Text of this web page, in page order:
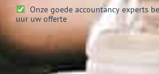
Onze goede accountancy experts
uur uw offerte